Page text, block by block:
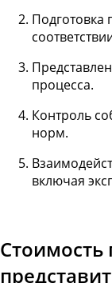
Подготовка
процесса.
Контроль
норм.
включая
Стоимость